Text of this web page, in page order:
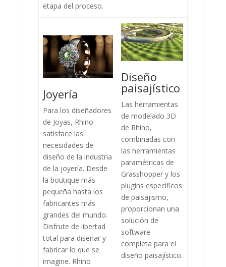
etapa del proceso.
Joyería
Para los diseñadores
de Joyas, Rhino
satisface las
necesidades de
diseño de la industria
de la joyería. Desde
la boutique más
pequeña hasta los
fabricantes más
grandes del mundo.
Disfrute de libertad
total para diseñar y
fabricar lo que se
imagine. Rhino
Diseño
paisajístico
Las herramientas
de modelado 3D
de Rhino,
combinadas con
las herramientas
paramétricas de
Grasshopper y los
plugins específicos
de paisajismo,
proporcionan una
solución de
software
completa para el
diseño paisajístico.